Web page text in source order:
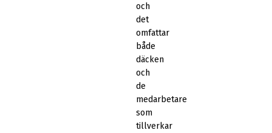
och
det
omfattar
både
däcken
och
de
medarbetare
som
tillverkar